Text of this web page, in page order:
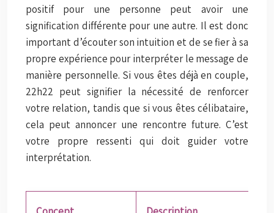
positif pour une personne peut avoir une
signification différente pour une autre. Il est donc
important d’écouter son intuition et de se fier à sa
propre expérience pour interpréter le message de
manière personnelle. Si vous êtes déjà en couple,
22h22 peut signifier la nécessité de renforcer
votre relation, tandis que si vous êtes célibataire,
cela peut annoncer une rencontre future. C’est
votre propre ressenti qui doit guider votre
interprétation.